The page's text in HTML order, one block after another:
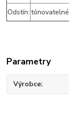
Odstín: tónovatelné
Parametry
Výrobce